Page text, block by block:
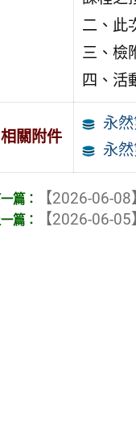
二、此
三、檢
四、活
相關附件
永
永
【2026-06-08
【2026-06-05